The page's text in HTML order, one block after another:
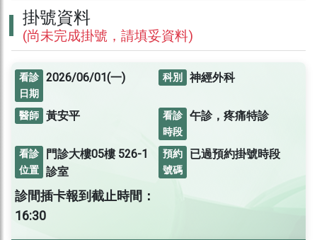
掛號資料
(尚未完成掛號，請填妥資料)
看診
日期
2026/06/01(一) 科別 神經外科
醫師 黃安平
看診
時段
午診，疼痛特診
看診
位置
門診大樓05樓 526-1
診室
預約
號碼
已過預約掛號時段
診間插卡報到截止時間：
16:30